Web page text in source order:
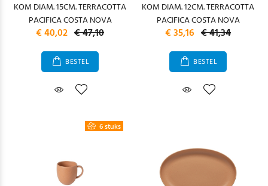
KOM DIAM. 15CM. TERRACOTTA
PACIFICA COSTA NOVA
€ 40,02 € 47,10
BESTEL
KOM DIAM. 12CM. TERRACOTTA
PACIFICA COSTA NOVA
€ 35,16 € 41,34
BESTEL
6 stuks